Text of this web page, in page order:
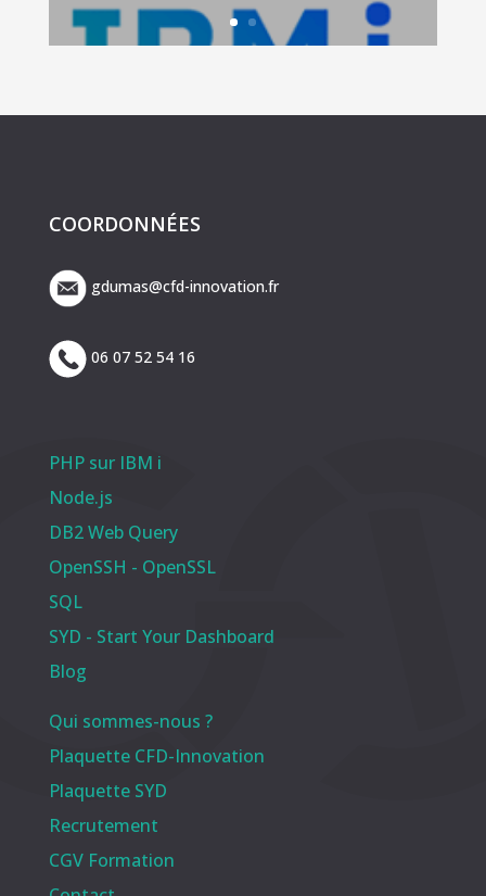
COORDONNÉES
gdumas@cfd-innovation.fr
06 07 52 54 16
PHP sur IBM i
Node.js
DB2 Web Query
OpenSSH - OpenSSL
SQL
SYD - Start Your Dashboard
Blog
Qui sommes-nous ?
Plaquette CFD-Innovation
Plaquette SYD
Recrutement
CGV Formation